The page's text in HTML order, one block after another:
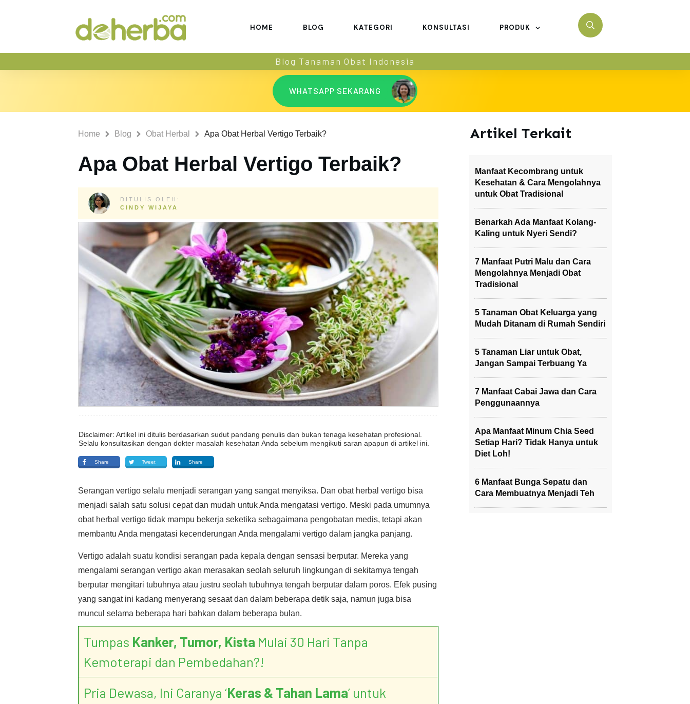
HOME BLOG KATEGORI KONSULTASI PRODUK
Blog Tanaman Obat Indonesia
WHATSAPP SEKARANG
Home Blog Obat Herbal Apa Obat Herbal Vertigo Terbaik?
Apa Obat Herbal Vertigo Terbaik?
DITULIS OLEH:
CINDY WIJAYA
Disclaimer: Artikel ini ditulis berdasarkan sudut pandang penulis dan bukan tenaga kesehatan profesional.
Selalu konsultasikan dengan dokter masalah kesehatan Anda sebelum mengikuti saran apapun di artikel ini.
Share Tweet Share
Serangan vertigo selalu menjadi serangan yang sangat menyiksa. Dan obat herbal vertigo bisa
menjadi salah satu solusi cepat dan mudah untuk Anda mengatasi vertigo. Meski pada umumnya
obat herbal vertigo tidak mampu bekerja seketika sebagaimana pengobatan medis, tetapi akan
membantu Anda mengatasi kecenderungan Anda mengalami vertigo dalam jangka panjang.
Vertigo adalah suatu kondisi serangan pada kepala dengan sensasi berputar. Mereka yang
mengalami serangan vertigo akan merasakan seolah seluruh lingkungan di sekitarnya tengah
berputar mengitari tubuhnya atau justru seolah tubuhnya tengah berputar dalam poros. Efek pusing
yang sangat ini kadang menyerang sesaat dan dalam beberapa detik saja, namun juga bisa
muncul selama beberapa hari bahkan dalam beberapa bulan.
Tumpas Kanker, Tumor, Kista Mulai 30 Hari Tanpa
Kemoterapi dan Pembedahan?!
Pria Dewasa, Ini Caranya ‘Keras & Tahan Lama’ untuk
Artikel Terkait
Manfaat Kecombrang untuk
Kesehatan & Cara Mengolahnya
untuk Obat Tradisional
Benarkah Ada Manfaat Kolang-
Kaling untuk Nyeri Sendi?
7 Manfaat Putri Malu dan Cara
Mengolahnya Menjadi Obat
Tradisional
5 Tanaman Obat Keluarga yang
Mudah Ditanam di Rumah Sendiri
5 Tanaman Liar untuk Obat,
Jangan Sampai Terbuang Ya
7 Manfaat Cabai Jawa dan Cara
Penggunaannya
Apa Manfaat Minum Chia Seed
Setiap Hari? Tidak Hanya untuk
Diet Loh!
6 Manfaat Bunga Sepatu dan
Cara Membuatnya Menjadi Teh